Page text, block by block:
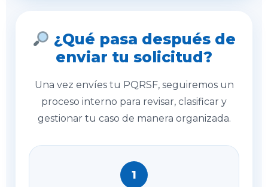
¿Qué pasa después de
enviar tu solicitud?
Una vez envíes tu PQRSF, seguiremos un
proceso interno para revisar, clasificar y
gestionar tu caso de manera organizada.
1